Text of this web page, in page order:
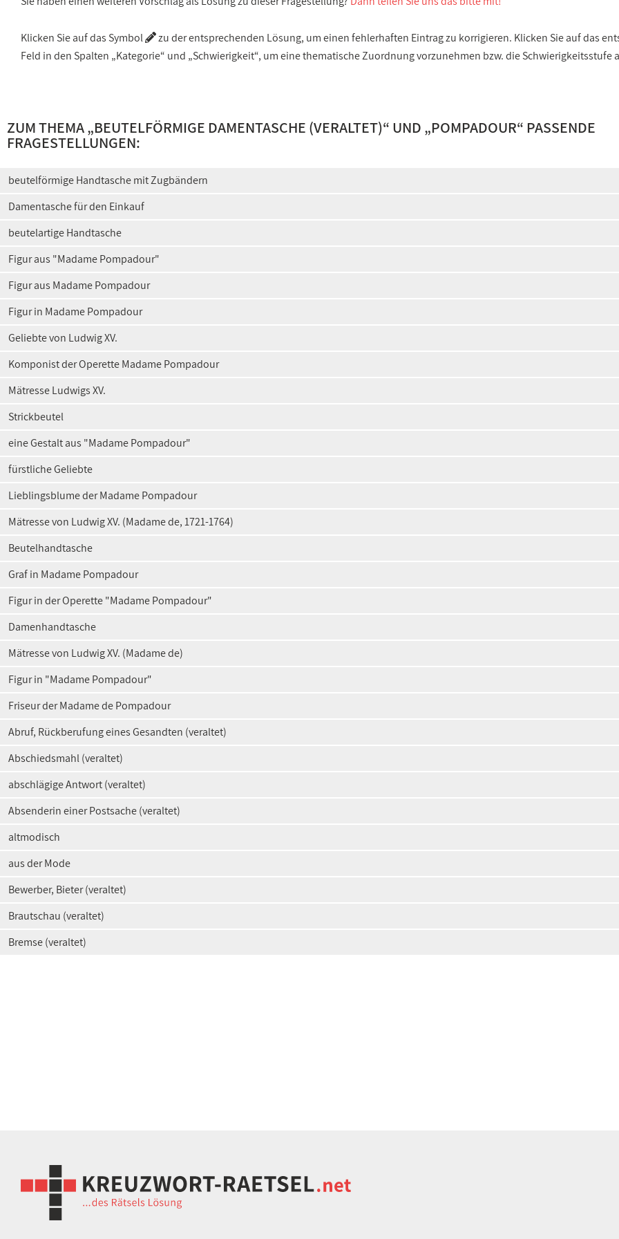
Klicken Sie auf das Symbol
zu der entsprechenden Lösung, um einen fehlerhaften Eintrag zu korrigieren. Klicken Sie auf das
Feld in den Spalten „Kategorie“ und „Schwierigkeit“, um eine thematische Zuordnung vorzunehmen bzw. die Schwierigkeitsstufe
ZUM THEMA „BEUTELFÖRMIGE DAMENTASCHE (VERALTET)“ UND „POMPADOUR“ PASSENDE
FRAGESTELLUNGEN:
beutelförmige Handtasche mit Zugbändern
Damentasche für den Einkauf
beutelartige Handtasche
Figur aus "Madame Pompadour"
Figur aus Madame Pompadour
Figur in Madame Pompadour
Geliebte von Ludwig XV.
Komponist der Operette Madame Pompadour
Mätresse Ludwigs XV.
Strickbeutel
eine Gestalt aus "Madame Pompadour"
fürstliche Geliebte
Lieblingsblume der Madame Pompadour
Mätresse von Ludwig XV. (Madame de, 1721-1764)
Beutelhandtasche
Graf in Madame Pompadour
Figur in der Operette "Madame Pompadour"
Damenhandtasche
Mätresse von Ludwig XV. (Madame de)
Figur in "Madame Pompadour"
Friseur der Madame de Pompadour
Abruf, Rückberufung eines Gesandten (veraltet)
Abschiedsmahl (veraltet)
abschlägige Antwort (veraltet)
Absenderin einer Postsache (veraltet)
altmodisch
aus der Mode
Bewerber, Bieter (veraltet)
Brautschau (veraltet)
Bremse (veraltet)